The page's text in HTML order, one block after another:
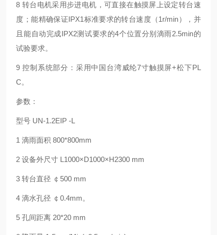
8 转台电机采用步进电机，可直接在触摸屏上设定转台速
度；能精确保证IPX1标准要求的转台速度（1r/min），并
且能自动完成IPX2测试要求的4个位置分别滴雨2.5min的
试验要求。
9 控制系统部分：采用中国台湾威纶7寸触摸屏+松下PL
C。
参数：
型号 UN-1.2EIP -L
1 滴雨面积 800*800mm
2 设备外尺寸 L1000×D1000×H2300 mm
3 转台直径 ￠500 mm
4 滴水孔径 ￠0.4mm。
5 孔间距离 20*20 mm